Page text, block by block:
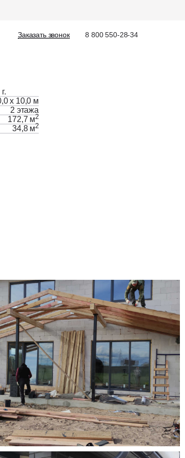
8 800 550-28-34
Заказать звонок
Заказать звонок
х 10,0 м
2 этажа
172,7 м2
34,8 м2